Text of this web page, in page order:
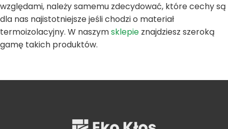
względami, należy samemu zdecydować, które cechy są
dla nas najistotniejsze jeśli chodzi o materiał
termoizolacyjny. W naszymsklepie znajdziesz szeroką
gamę takich produktów.